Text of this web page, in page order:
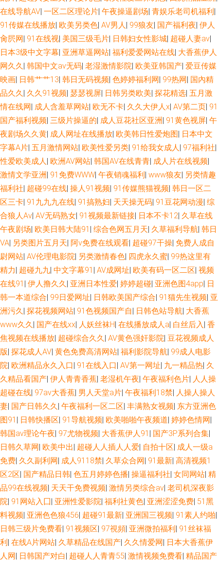
在线导航AV| 一区二区理论片| 午夜操逼剧场| 青娱乐老司机福利|
91传媒在线播放| 欧美另类色| AV男人| 99狼友| 国产福利夜| 伊人
肏屄网| 91在线视| 美国三级毛片| 日韩妇女性影城| 超碰人妻av|
日本3级中文字幕| 亚洲草逼网站| 福利爱爱网站在线| 大香蕉伊人
网久久| 韩国中文av无码| 老湿激情影院| 欧美亚韩国产| 爱豆传媒
映画| 日韩艹艹13| 韩日无码视频| 色婷婷福利网| 99热网| 国內精
品久久| 久久91视频| 瑟瑟视屏| 日韩另类欧美| 探花精选| 五月激
情在线网| 成人含羞草网站| 欧无不卡| 久久大伊人x| AV第二页| 91
国产福利视频| 三级片操逼的| 成人豆花社区亚洲 | 91黄色视屏| 午
夜剧场久久黄| 成人网址在线播放| 欧美韩日性爱炮图| 日本中文
字幕A片| 五月激情网站| 欧美性爱另类| 91给我女成人| 97福利社|
性爱欧美成人| 欧洲AV网站| 韩国AV在线青青| 成人片在线视频|
激情文学亚洲 | 91免费WWW| 午夜销魂福利| www狼友| 另类情趣
福利社| 超碰99在线| 操人91视频| 91传媒熊猫视频| 韩日一区二
区三卡| 91九九九在线| 91搞熟妇| 天天操无码| 91豆花网动漫| 综
合狼人Av| AV无码熟女| 91视频最新链接| 日本不卡12| 久草在线
午夜剧场| 欧美日韩大陆91 | 综合色网五月天| 久草福利导航| 韩日
VA| 另类图片五月天| 阿v免费在线观看| 超碰97干操| 免费人成自
尉网站| AV伦理电影院| 另类激情春色| 四虎永久蜜| 99热这里有
精力| 超碰九九| 中文字幕91 | AV成网址| 欧美有码一区二区| 视频
在线91 | 伊人撸久久| 亚洲日本性爱| 婷婷超碰| 亚洲色图4app| 日
韩一本道综合| 99日爱网址| 日韩欧美国产综合| 91猫先生视频| 亚
洲污久| 探花视频网站| 91色视频国产自| 日韩色站导航| 大香蕉
www久久| 国产在线xx| 人妖丝袜H| 在线播放成人a| 白丝后入| 香
焦视频在线播放| 超碰综合久久| AV黄色强奸影院| 豆花视频成人
版| 探花成人AV| 黄色免费高清网站| 福利影院导航| 99成人电影
院| 欧洲精品永久入口| 91在线入口| AV第一网址| 九一精品热| 久
久精品看国产| 伊人青青香蕉| 老湿机午夜| 午夜福利色片| 人人操
超碰在线| 97av大香蕉| 男人天堂a片| 午夜福利18禁| 人操人操人
妻| 国产日韩久久| 午夜福利一区二区| 丰满熟女视频| 东方亚洲色
图91 | 日韩快播区| 91导航视频| 欧美啪啪午夜频道| 婷婷色情网|
韩国av理论午夜| 97尤物视频| 大香蕉伊人91 | 国产3P系列合集|
日韩久草网| 欧美中出| 超碰人人插人人爱| 自拍十区| 成人一级a
免费| 久久副利网| 成人9118禁| 久草众合网| 91最新| 高清视频1
区2区| 国产精品日韩| 色五月婷婷色播| 操逼福利社| 女同网站| 精
品99在线视频| 天天干免费视频| 激情另类综合av| 老司机深夜影
院| 91网站入囗| 亚洲性爱影院| 福利社黄色| 亚洲涩涩免费| 51黑
料视频| 亚洲色色狼456| 超碰91最新| 亚洲国三视频| 91素人约啪|
日韩三级片免费看| 91视频区| 97視頻| 亚洲微拍福利| 91丝袜福
利| 在线A片网站| 久草精品在线国产| 久久情爱网| 日本大香蕉伊
人网| 日韩国产对白| 超碰人人青青55| 激情视频免费看| 精品国产